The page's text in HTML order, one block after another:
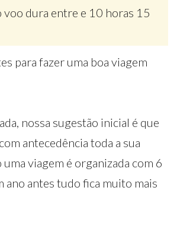
voo dura entre e 10 horas 15
para fazer uma boa viagem
nossa sugestão inicial é que
antecedência toda a sua
viagem é organizada com 6
ano antes tudo fica muito mais